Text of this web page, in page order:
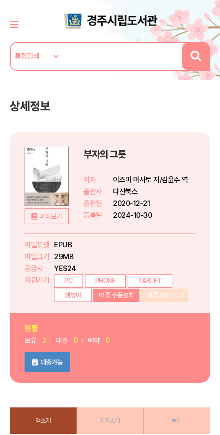
상세정보
미리보기
부자의 그릇
저자
이즈미 마사토 저/김윤수 역
출판사
다산북스
출판일
2020-12-21
등록일
2024-10-30
파일포맷
EPUB
파일크기
29MB
공급사
YES24
지원기기
PC PHONE
TABLET
웹뷰어
어플 수동설치 어플 설치 안내
현황
보유 2 대출 0 예약 0
대출가능
책소개 저자소개 목차